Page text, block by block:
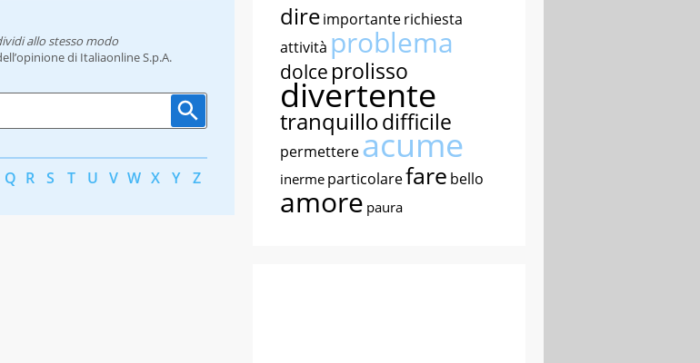
allo stesso modo
di Italiaonline S.p.A.
Q R S T U V W X Y Z
direimportanterichiesta
attività problema
dolce prolisso
divertente
tranquillodifficile
permettereacume
inerme particolarefare bello
amore paura